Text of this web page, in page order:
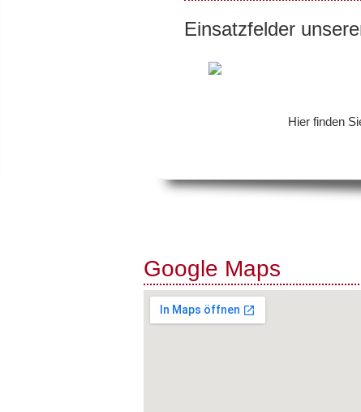
Einsatzfelder
Hier finden
Google Maps